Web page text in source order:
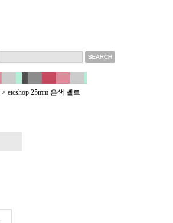
> etcshop 25mm 은색 벨트